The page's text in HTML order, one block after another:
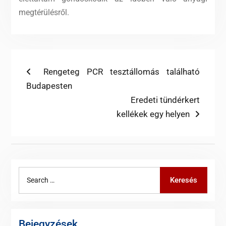
megtérülésről.
Bejegyzés
navigáció
Previous
post:
Rengeteg PCR tesztállomás található
Budapesten
Next
post:
Eredeti tündérkert
kellékek egy helyen
Keresés